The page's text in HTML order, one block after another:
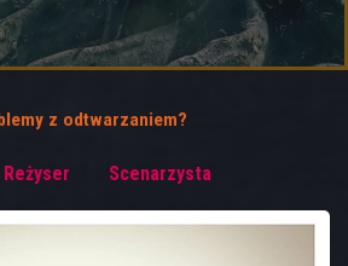
z odtwarzaniem?
Reżyser Scenarzysta